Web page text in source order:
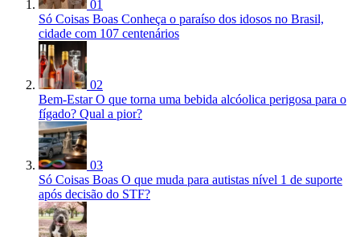
01
Só Coisas Boas Conheça o paraíso dos idosos no Brasil,
cidade com 107 centenários
02
Bem-Estar O que torna uma bebida alcóolica perigosa para o
fígado? Qual a pior?
03
Só Coisas Boas O que muda para autistas nível 1 de suporte
após decisão do STF?